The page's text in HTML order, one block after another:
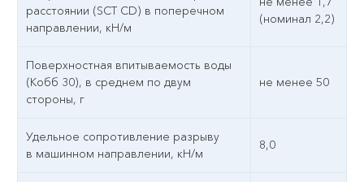
расстоянии (SCT CD) в поперечном
направлении, кН/м
(номинал 2,2)
Поверхностная впитываемость воды
(Кобб 30), в среднем по двум
стороны, г
не менее 50
Удельное сопротивление разрыву
в машинном направлении, кН/м
8,0